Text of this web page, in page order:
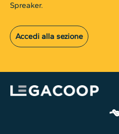
Spreaker.
Accedi alla sezione